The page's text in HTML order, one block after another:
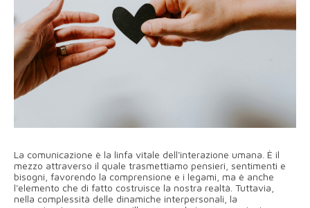
La comunicazione è la linfa vitale dell'interazione umana. È il
mezzo attraverso il quale trasmettiamo pensieri, sentimenti e
bisogni, favorendo la comprensione e i legami, ma è anche
l'elemento che di fatto costruisce la nostra realtà. Tuttavia,
nella complessità delle dinamiche interpersonali, la